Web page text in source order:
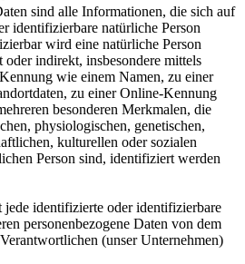
sind alle Informationen, die sich auf
identifizierbare natürliche Person
wird eine natürliche Person
oder indirekt, insbesondere mittels
wie einem Namen, zu einer
zu einer Online-Kennung
besonderen Merkmalen, die
physiologischen, genetischen,
kulturellen oder sozialen
Person sind, identifiziert werden
jede identifizierte oder identifizierbare
personenbezogene Daten von dem
(unser Unternehmen)